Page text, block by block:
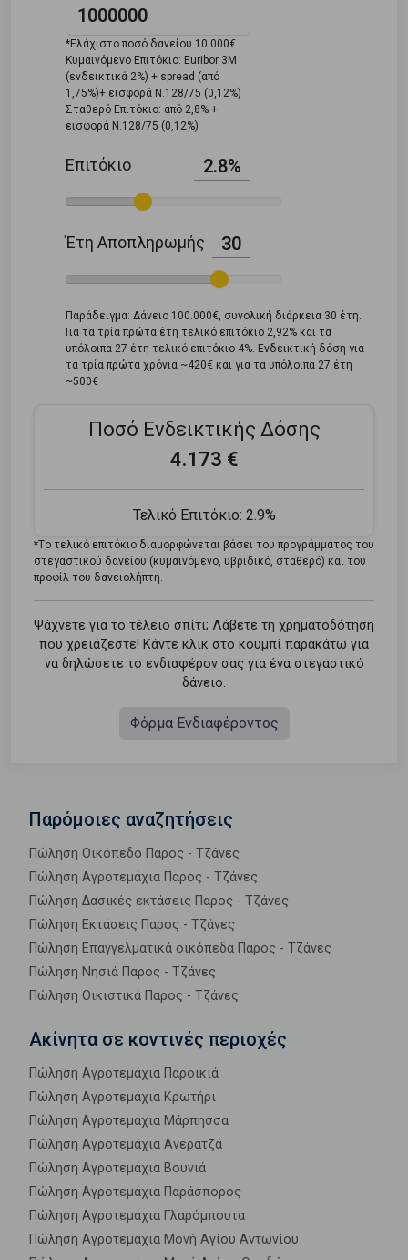
*Ελάχιστο ποσό δανείου 10.000€
Κυμαινόμενο Επιτόκιο: Euribor 3M
(ενδεικτικά 2%) + spread (από
1,75%)+ εισφορά Ν.128/75 (0,12%)
Σταθερό Επιτόκιο: από 2,8% +
εισφορά Ν.128/75 (0,12%)
Επιτόκιο 2.8%
Έτη Αποπληρωμής 30
Παράδειγμα: Δάνειο 100.000€, συνολική διάρκεια 30 έτη.
Για τα τρία πρώτα έτη τελικό επιτόκιο 2,92% και τα
υπόλοιπα 27 έτη τελικό επιτόκιο 4%. Ενδεικτική δόση για
τα τρία πρώτα χρόνια ~420€ και για τα υπόλοιπα 27 έτη
~500€
Ποσό Ενδεικτικής Δόσης
4.173 €
Τελικό Επιτόκιο: 2.9%
*Tο τελικό επιτόκιο διαμορφώνεται βάσει του προγράμματος του
στεγαστικού δανείου (κυμαινόμενο, υβριδικό, σταθερό) και του
προφίλ του δανειολήπτη.
Ψάχνετε για το τέλειο σπίτι; Λάβετε τη χρηματοδότηση
που χρειάζεστε! Κάντε κλικ στο κουμπί παρακάτω για
να δηλώσετε το ενδιαφέρον σας για ένα στεγαστικό
δάνειο.
Φόρμα Ενδιαφέροντος
Παρόμοιες αναζητήσεις
Πώληση Οικόπεδο Παρος - Τζάνες
Πώληση Αγροτεμάχια Παρος - Τζάνες
Πώληση Δασικές εκτάσεις Παρος - Τζάνες
Πώληση Εκτάσεις Παρος - Τζάνες
Πώληση Επαγγελματικά οικόπεδα Παρος - Τζάνες
Πώληση Νησιά Παρος - Τζάνες
Πώληση Οικιστικά Παρος - Τζάνες
Ακίνητα σε κοντινές περιοχές
Πώληση Αγροτεμάχια Παροικιά
Πώληση Αγροτεμάχια Κρωτήρι
Πώληση Αγροτεμάχια Μάρπησσα
Πώληση Αγροτεμάχια Ανερατζά
Πώληση Αγροτεμάχια Βουνιά
Πώληση Αγροτεμάχια Παράσπορος
Πώληση Αγροτεμάχια Γλαρόμπουτα
Πώληση Αγροτεμάχια Μονή Αγίου Αντωνίου